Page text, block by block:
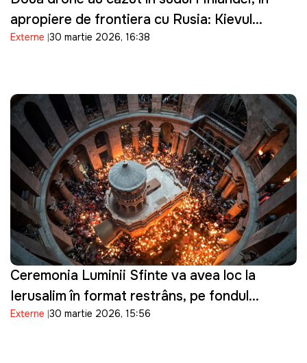
apropiere de frontiera cu Rusia: Kievul
prezintă scuze
Externe 30 martie 2026, 16:38
Ceremonia Luminii Sfinte va avea loc la
Ierusalim în format restrâns, pe fondul
tensiunilor de securitate
Externe 30 martie 2026, 15:56